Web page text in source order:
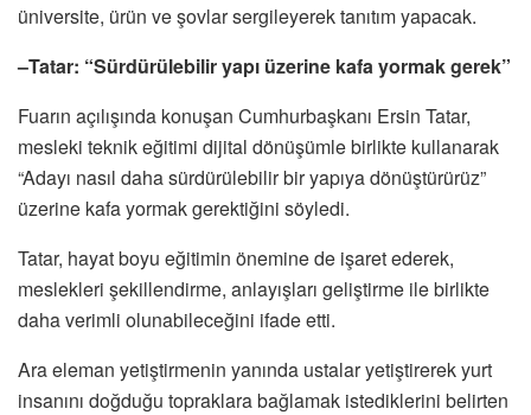
üniversite, ürün ve şovlar sergileyerek tanıtım yapacak.
–Tatar: “Sürdürülebilir yapı üzerine kafa yormak gerek”
Fuarın açılışında konuşan Cumhurbaşkanı Ersin Tatar,
mesleki teknik eğitimi dijital dönüşümle birlikte kullanarak
“Adayı nasıl daha sürdürülebilir bir yapıya dönüştürürüz”
üzerine kafa yormak gerektiğini söyledi.
Tatar, hayat boyu eğitimin önemine de işaret ederek,
meslekleri şekillendirme, anlayışları geliştirme ile birlikte
daha verimli olunabileceğini ifade etti.
Ara eleman yetiştirmenin yanında ustalar yetiştirerek yurt
insanını doğduğu topraklara bağlamak istediklerini belirten